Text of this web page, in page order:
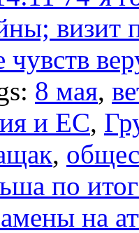
визит
чувств
8 мая,
и ЕС,
,
по
на